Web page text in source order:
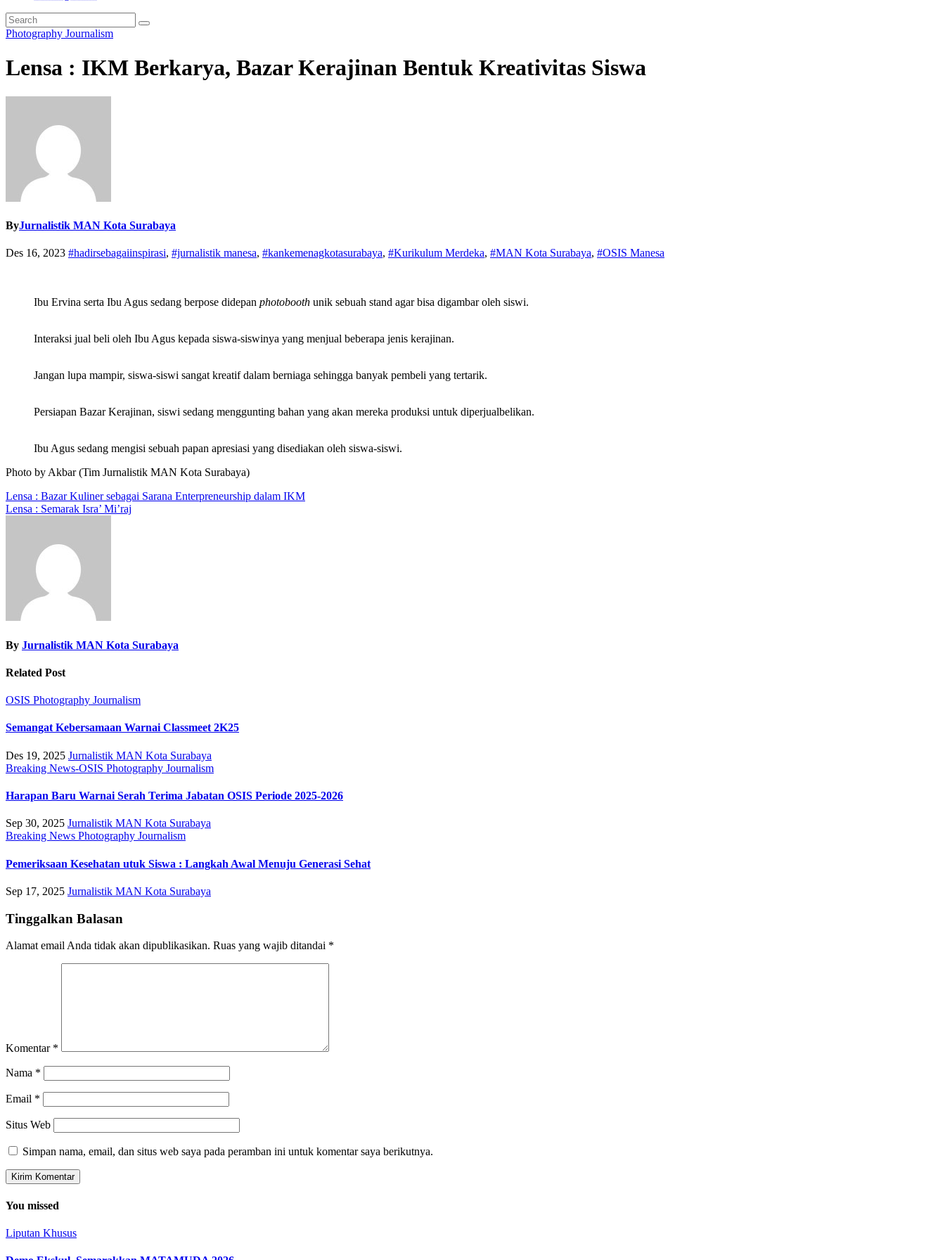
Photography Journalism
Lensa : IKM Berkarya, Bazar Kerajinan Bentuk Kreativitas Siswa
ByJurnalistik MAN Kota Surabaya
Des 16, 2023 #hadirsebagaiinspirasi, #jurnalistik manesa, #kankemenagkotasurabaya, #Kurikulum Merdeka, #MAN Kota Surabaya, #OSIS Manesa
Ibu Ervina serta Ibu Agus sedang berpose didepan photobooth unik sebuah stand agar bisa digambar oleh siswi.
Interaksi jual beli oleh Ibu Agus kepada siswa-siswinya yang menjual beberapa jenis kerajinan.
Jangan lupa mampir, siswa-siswi sangat kreatif dalam berniaga sehingga banyak pembeli yang tertarik.
Persiapan Bazar Kerajinan, siswi sedang menggunting bahan yang akan mereka produksi untuk diperjualbelikan.
Ibu Agus sedang mengisi sebuah papan apresiasi yang disediakan oleh siswa-siswi.
Photo by Akbar (Tim Jurnalistik MAN Kota Surabaya)
Navigasi
pos
Lensa : Bazar Kuliner sebagai Sarana Enterpreneurship dalam IKM
Lensa : Semarak Isra’ Mi’raj
By Jurnalistik MAN Kota Surabaya
Related Post
OSIS Photography Journalism
Semangat Kebersamaan Warnai Classmeet 2K25
Des 19, 2025 Jurnalistik MAN Kota Surabaya
Breaking News-OSIS Photography Journalism
Harapan Baru Warnai Serah Terima Jabatan OSIS Periode 2025-2026
Sep 30, 2025 Jurnalistik MAN Kota Surabaya
Breaking News Photography Journalism
Pemeriksaan Kesehatan utuk Siswa : Langkah Awal Menuju Generasi Sehat
Sep 17, 2025 Jurnalistik MAN Kota Surabaya
Tinggalkan Balasan
Alamat email Anda tidak akan dipublikasikan. Ruas yang wajib ditandai *
Komentar *
Nama *
Email *
Situs Web
Simpan nama, email, dan situs web saya pada peramban ini untuk komentar saya berikutnya.
You missed
Liputan Khusus